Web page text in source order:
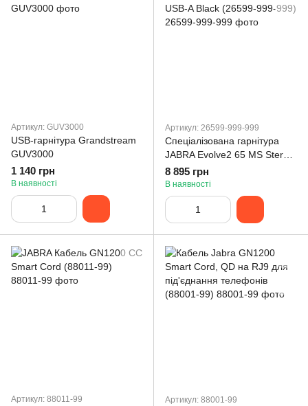
Артикул: GUV3000
USB-гарнітура Grandstream
GUV3000
1 140 грн
В наявності
Артикул: 26599-999-999
Спеціалізована гарнітура
JABRA Evolve2 65 MS Stereo
USB-A Black (26599-999-999)
8 895 грн
В наявності
Артикул: 88011-99 Артикул: 88001-99